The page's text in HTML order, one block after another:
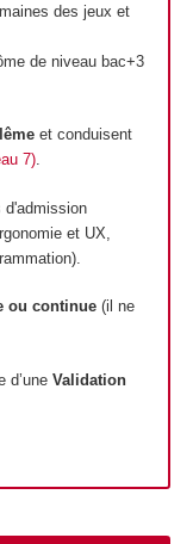
des jeux et
de niveau bac+3
et conduisent
7).
d'admission
et UX,
ou continue(il ne
d’une Validation